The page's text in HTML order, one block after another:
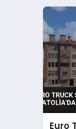
Euro